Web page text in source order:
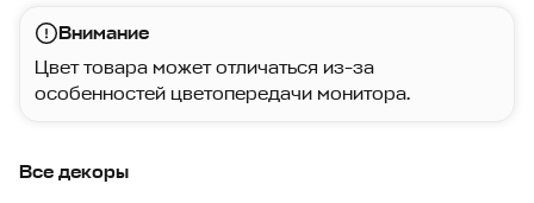
Внимание
Цвет товара может отличаться из-за
особенностей цветопередачи монитора.
Все декоры